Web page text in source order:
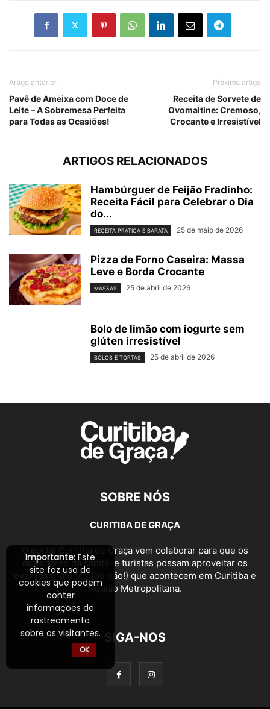
Artigo anterior
Pavê de Ameixa com Doce de
Leite – A Sobremesa Perfeita
para Todas as Ocasiões!
Próximo artigo
Receita de Sorvete de
Ovomaltine: Cremoso,
Crocante e Irresistível
ARTIGOS RELACIONADOS
Hambúrguer de Feijão Fradinho:
Receita Fácil para Celebrar o Dia
do...
RECEITA PRÁTICA E BARATA 25 de maio de 2026
Pizza de Forno Caseira: Massa
Leve e Borda Crocante
MASSAS 25 de abril de 2026
Bolo de limão com iogurte sem
glúten irresistível
BOLOS E TORTAS 25 de abril de 2026
SOBRE NÓS
CURITIBA DE GRAÇA
O portal Curitiba de Graça vem colaborar para que os
moradores da capital e turistas possam aproveitar os
eventos gratuitos (ou não!) que acontecem em Curitiba e
Região Metropolitana.
SIGA-NOS
Importante: Este
site faz uso de
cookies que podem
conter
informações de
rastreamento
sobre os visitantes.
OK